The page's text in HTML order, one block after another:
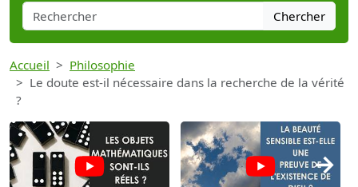
Chercher
Accueil
Philosophie
Le doute est-il nécessaire dans la recherche de la vérité
?
→